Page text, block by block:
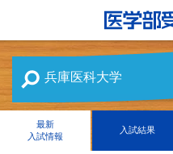
兵庫医科大学
最新
入試情報
入試結果